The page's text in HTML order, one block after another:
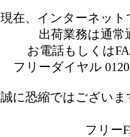
現在、インターネッ
出荷業務は通
お電話もしくは
フリーダイヤル
誠に恐縮ではござい
フリー